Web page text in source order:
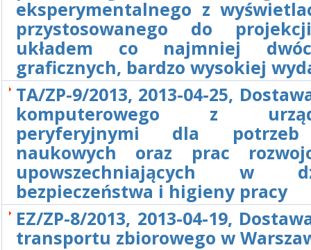
eksperymentalnego z
przystosowanego do
układem co najmniej
graficznych, bardzo wysokiej
TA/ZP-9/2013, 2013-04-25,
komputerowego z
peryferyjnymi dla
naukowych oraz prac
upowszechniających w
bezpieczeństwa i higieny pracy
EZ/ZP-8/2013, 2013-04-19,
transportu zbiorowego w